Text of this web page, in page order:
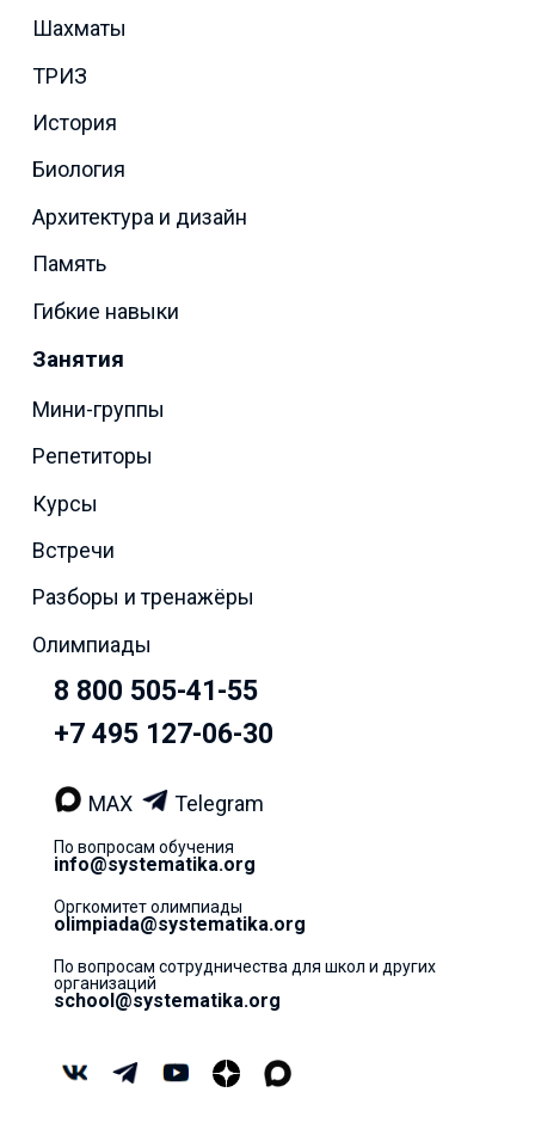
Шахматы
ТРИЗ
История
Биология
Архитектура и дизайн
Память
Гибкие навыки
Занятия
Мини-группы
Репетиторы
Курсы
Встречи
Разборы и тренажёры
Олимпиады
8 800 505-41-55
+7 495 127-06-30
MAX Telegram
По вопросам обучения
info@systematika.org
Оргкомитет олимпиады
olimpiada@systematika.org
По вопросам сотрудничества для школ и других
организаций
school@systematika.org